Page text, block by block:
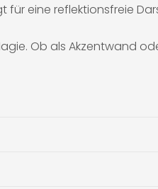
eine reflektionsfreie
Ob als Akzentwand